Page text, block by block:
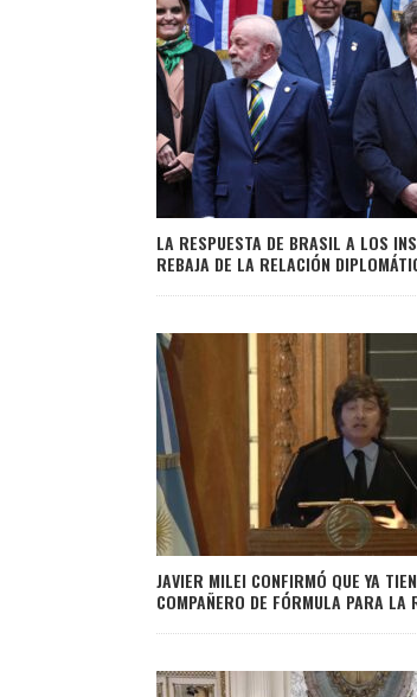
LA RESPUESTA DE BRASIL A LOS
REBAJA DE LA RELACIÓN
JAVIER MILEI CONFIRMÓ QUE YA
COMPAÑERO DE FÓRMULA PARA LA